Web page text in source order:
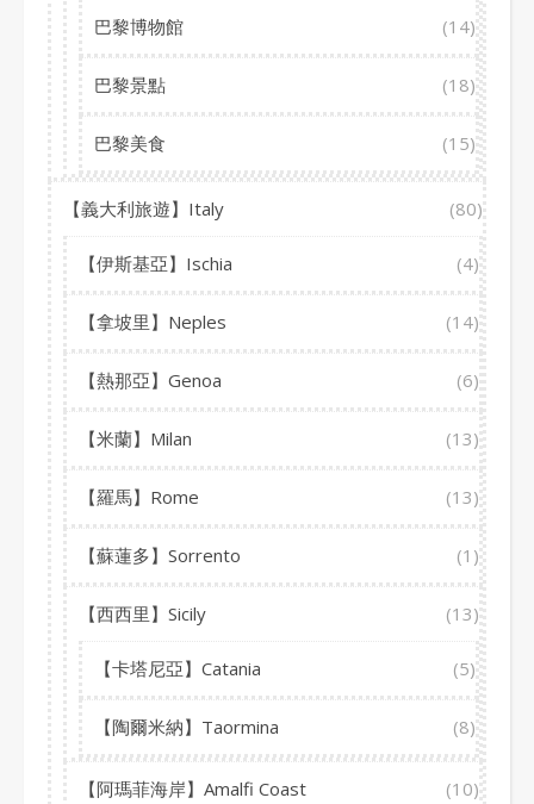
巴黎博物館 (14)
巴黎景點 (18)
巴黎美食 (15)
【義大利旅遊】Italy (80)
【伊斯基亞】Ischia (4)
【拿坡里】Neples (14)
【熱那亞】Genoa (6)
【米蘭】Milan (13)
【羅馬】Rome (13)
【蘇蓮多】Sorrento (1)
【西西里】Sicily (13)
【卡塔尼亞】Catania (5)
【陶爾米納】Taormina (8)
【阿瑪菲海岸】Amalfi Coast (10)